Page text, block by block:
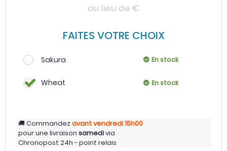
au lieu de €
FAITES VOTRE CHOIX
Sakura En stock
Wheat En stock
Commandezavant vendredi15h00
pour une livraison samedivia
Chronopost 24h - point relais